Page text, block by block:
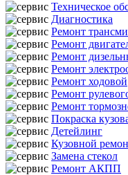
Техническое
Диагностика
Ремонт
Ремонт
Ремонт
Ремонт
Ремонт ходовой
Ремонт
Ремонт
Покраска
Детейлинг
Кузовной
Замена стекол
Ремонт АКПП